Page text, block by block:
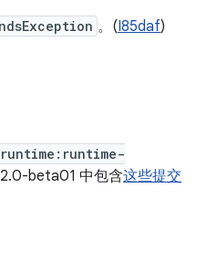
。(I85daf)
beta01 中包含这些提交